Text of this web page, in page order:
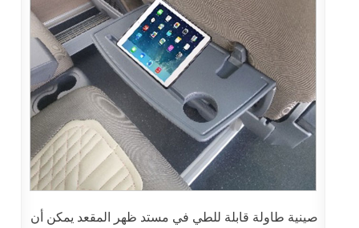
صينية طاولة قابلة للطي في مستد ظهر المقعد يمكن أن